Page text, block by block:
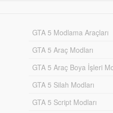
GTA 5 Modlama Araçları
GTA 5 Araç Modları
GTA 5 Araç Boya İşleri
GTA 5 Silah Modları
GTA 5 Script Modları